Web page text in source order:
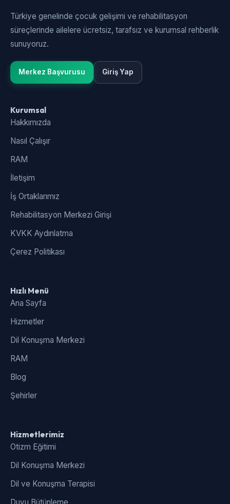
Türkiye genelinde çocuk gelişimi ve rehabilitasyon
süreçlerinde ailelere ücretsiz, tarafsız ve kurumsal rehberlik
sunuyoruz.
Merkez Başvurusu Giriş Yap
Kurumsal
Hakkımızda
Nasıl Çalışır
RAM
İletişim
İş Ortaklarımız
Rehabilitasyon Merkezi Girişi
KVKK Aydınlatma
Çerez Politikası
Hızlı Menü
Ana Sayfa
Hizmetler
Dil Konuşma Merkezi
RAM
Blog
Şehirler
Hizmetlerimiz
Otizm Eğitimi
Dil Konuşma Merkezi
Dil ve Konuşma Terapisi
Duyu Bütünleme